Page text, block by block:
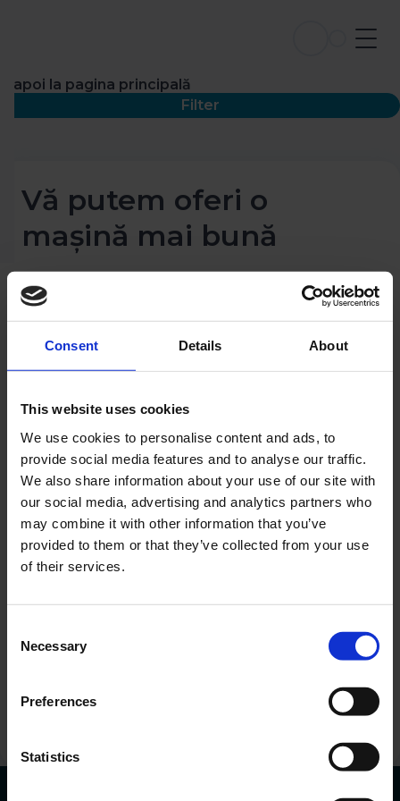
Consent Details About
This website uses cookies
We use cookies to personalise content and ads, to
provide social media features and to analyse our traffic.
We also share information about your use of our site with
our social media, advertising and analytics partners who
may combine it with other information that you’ve
provided to them or that they’ve collected from your use
of their services.
Selection
Necessary
Preferences
Statistics
Înapoi la pagina principală
Filter
Vă putem oferi o
mașină mai bună
Sunt interesat de o anumită mașină
Adăugați